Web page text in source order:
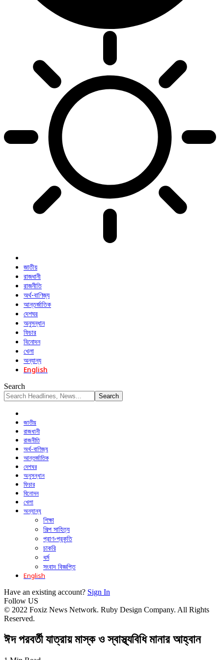
জাতীয়
রাজধানী
রাজনীতি
অর্থ-বাণিজ্য
আন্তর্জাতিক
দেশঘর
অনুসন্ধান
ফিচার
বিনোদন
খেলা
অন্যান্য
English
Search
জাতীয়
রাজধানী
রাজনীতি
অর্থ-বাণিজ্য
আন্তর্জাতিক
দেশঘর
অনুসন্ধান
ফিচার
বিনোদন
খেলা
অন্যান্য
শিক্ষা
শিল্প সাহিত্য
প্রাণ-প্রকৃতি
চাকরি
ধর্ম
সংবাদ বিজ্ঞপ্তি
English
Have an existing account? Sign In
Follow US
© 2022 Foxiz News Network. Ruby Design Company. All Rights
Reserved.
ঈদ পরবর্তী যাত্রায় মাস্ক ও স্বাস্থ্যবিধি মানার আহ্বান